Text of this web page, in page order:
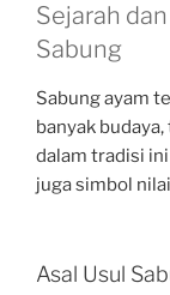
Sejarah
Sabung
Sabung ayam
banyak
dalam tradisi
juga simbol
Asal Usul